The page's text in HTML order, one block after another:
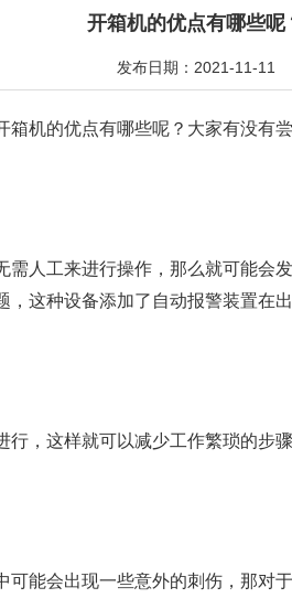
开箱机的优点有哪些呢
发布日期：2021-11-11
机的优点有哪些呢？大家有没
人工来进行操作，那么就可能
这种设备添加了自动报警装置在
，这样就可以减少工作繁琐的
能会出现一些意外的刺伤，那对